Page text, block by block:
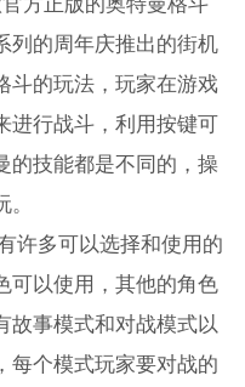
列的周年庆推出的街机
斗的玩法，玩家在游戏
进行战斗，利用按键可
的技能都是不同的，操
许多可以选择和使用的
可以使用，其他的角色
故事模式和对战模式以
每个模式玩家要对战的